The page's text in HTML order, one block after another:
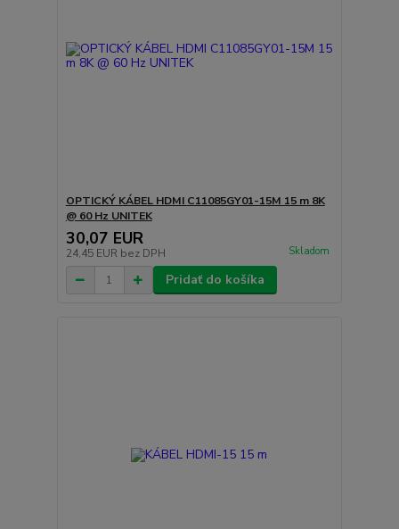
OPTICKÝ KÁBEL HDMI C11085GY01-15M 15 m 8K
@ 60 Hz UNITEK
30,07 EUR
24,45 EUR bez DPH Skladom
Pridať do košíka